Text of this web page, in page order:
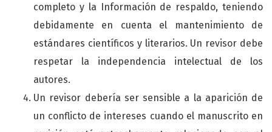
completo y la Información de respaldo, teniendo
debidamente en cuenta el mantenimiento de
estándares científicos y literarios. Un revisor debe
respetar la independencia intelectual de los
autores.
Un revisor debería ser sensible a la aparición de
un conflicto de intereses cuando el manuscrito en